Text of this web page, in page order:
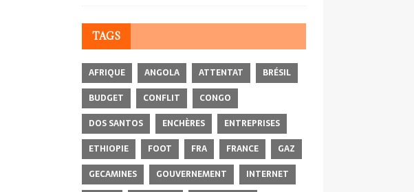
TAGS
AFRIQUE ANGOLA ATTENTAT
BRÉSIL
BUDGET
CONFLIT
CONGO
DOS SANTOS
ENCHÈRES
ENTREPRISES
ETHIOPIE
FOOT FRA FRANCE
GAZ
GECAMINES
GOUVERNEMENT INTERNET